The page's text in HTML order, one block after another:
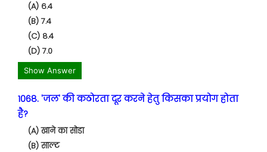
(A) 6.4
(B) 7.4
(C) 8.4
(D) 7.0
Show Answer
1068. 'जल' की कठोरता दूर करने हेतु किसका प्रयोग होता
है?
(A) खाने का सोडा
(B) साल्ट